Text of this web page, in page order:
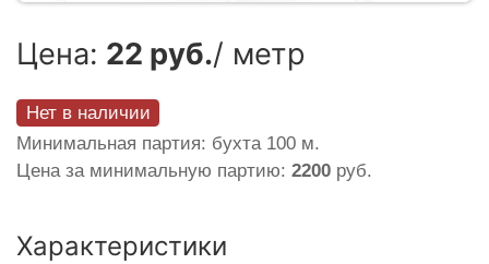
Цена: 22 руб./ метр
Нет в наличии
Минимальная партия: бухта 100 м.
Цена за минимальную партию: 2200 руб.
Характеристики